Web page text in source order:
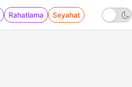
Rahatlama Seyahat